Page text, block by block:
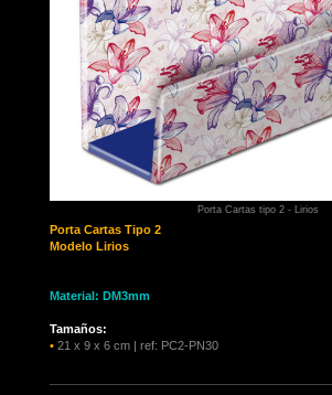
Porta Cartas tipo 2 - Lirios
Porta Cartas Tipo 2
Modelo Lirios
Material: DM3mm
Tamaños:
• 21 x 9 x 6 cm | ref: PC2-PN30